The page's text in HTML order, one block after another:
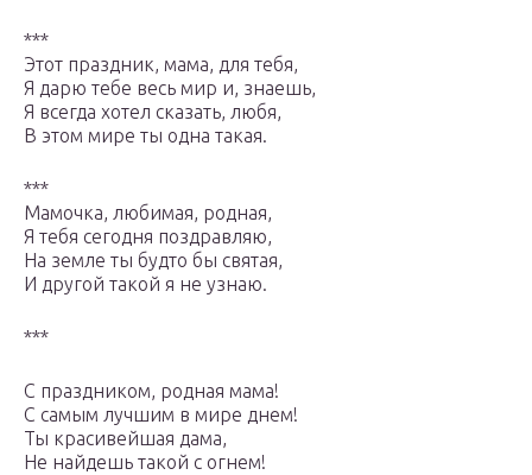
***
Этот праздник, мама, для тебя,
Я дарю тебе весь мир и, знаешь,
Я всегда хотел сказать, любя,
В этом мире ты одна такая.
***
Мамочка, любимая, родная,
Я тебя сегодня поздравляю,
На земле ты будто бы святая,
И другой такой я не узнаю.
***
С праздником, родная мама!
С самым лучшим в мире днем!
Ты красивейшая дама,
Не найдешь такой с огнем!